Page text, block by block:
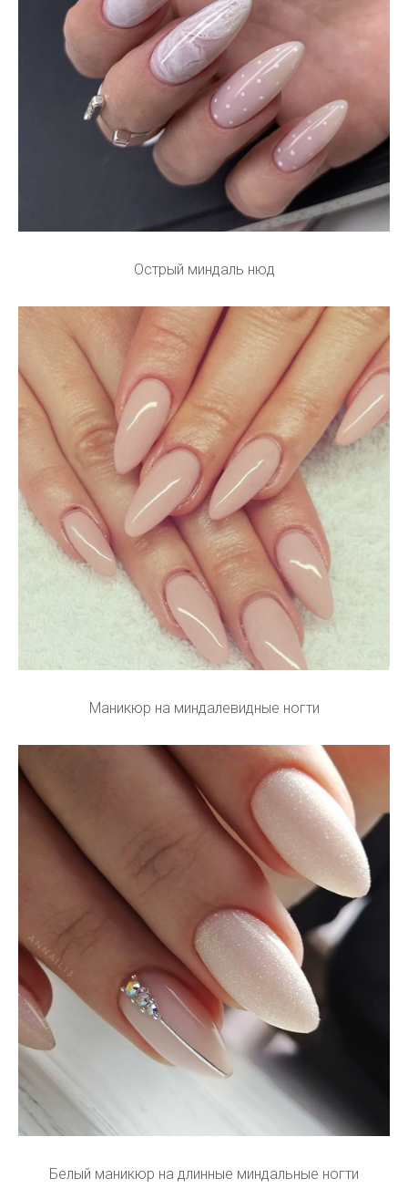
Острый миндаль нюд
Маникюр на миндалевидные ногти
Белый маникюр на длинные миндальные ногти